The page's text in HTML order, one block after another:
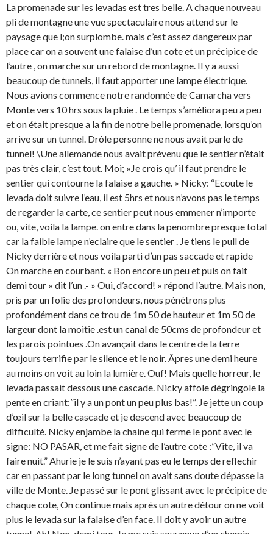
La promenade sur les levadas est tres belle. A chaque nouveau
pli de montagne une vue spectaculaire nous attend sur le
paysage que l;on surplombe. mais c’est assez dangereux par
place car on a souvent une falaise d’un cote et un précipice de
l’autre , on marche sur un rebord de montagne. Il y a aussi
beaucoup de tunnels, il faut apporter une lampe électrique.
Nous avions commence notre randonnée de Camarcha vers
Monte vers 10 hrs sous la pluie . Le temps s’améliora peu a peu
et on était presque a la fin de notre belle promenade, lorsqu’on
arrive sur un tunnel. Drôle personne ne nous avait parle de
tunnel! \Une allemande nous avait prévenu que le sentier n’était
pas très clair, c’est tout. Moi; »Je crois qu’ il faut prendre le
sentier qui contourne la falaise a gauche. » Nicky: “Ecoute le
levada doit suivre l’eau, il est 5hrs et nous n’avons pas le temps
de regarder la carte, ce sentier peut nous emmener n’importe
ou, vite, voila la lampe. on entre dans la penombre presque total
car la faible lampe n’eclaire que le sentier . Je tiens le pull de
Nicky derrière et nous voila parti d’un pas saccade et rapide
On marche en courbant. « Bon encore un peu et puis on fait
demi tour » dit l’un .- » Oui, d’accord! » répond l’autre. Mais non,
pris par un folie des profondeurs, nous pénétrons plus
profondément dans ce trou de 1m 50 de hauteur et 1m 50 de
largeur dont la moitie .est un canal de 50cms de profondeur et
les parois pointues .On avançait dans le centre de la terre
toujours terrifie par le silence et le noir. Âpres une demi heure
au moins on voit au loin la lumière. Ouf! Mais quelle horreur, le
levada passait dessous une cascade. Nicky affole dégringole la
pente en criant:”il y a un pont un peu plus bas!”. Je jette un coup
d’œil sur la belle cascade et je descend avec beaucoup de
difficulté. Nicky enjambe la chaine qui ferme le pont avec le
signe: NO PASAR, et me fait signe de l’autre cote :”Vite, il va
faire nuit.” Ahurie je le suis n’ayant pas eu le temps de reflechir
car en passant par le long tunnel on avait sans doute dépasse la
ville de Monte. Je passé sur le pont glissant avec le précipice de
chaque cote, On continue mais après un autre détour on ne voit
plus le levada sur la falaise d’en face. Il doit y avoir un autre